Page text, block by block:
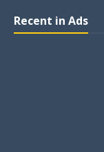
Recent in Ads